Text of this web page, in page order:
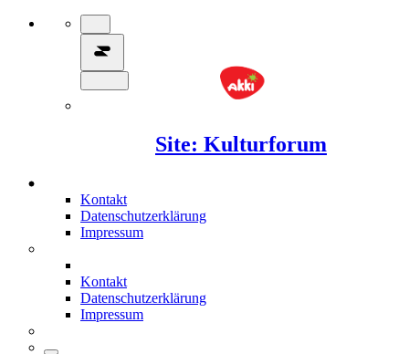
Site: Kulturforum
Kontakt
Datenschutzerklärung
Impressum
Kontakt
Datenschutzerklärung
Impressum